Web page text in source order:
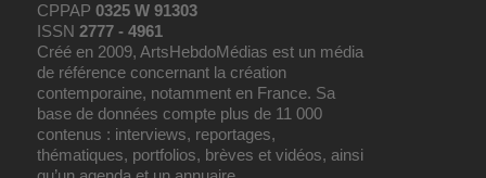
CPPAP0325 W 91303
ISSN2777 - 4961
Créé en 2009, ArtsHebdoMédias est un média
de référence concernant la création
contemporaine, notamment en France. Sa
base de données compte plus de 11 000
contenus : interviews, reportages,
thématiques, portfolios, brèves et vidéos, ainsi